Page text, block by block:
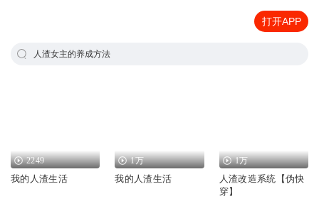
打开APP
人渣女主的养成方法
2249
我的人渣生活
1万
我的人渣生活
1万
人渣改造系统【伪快
穿】